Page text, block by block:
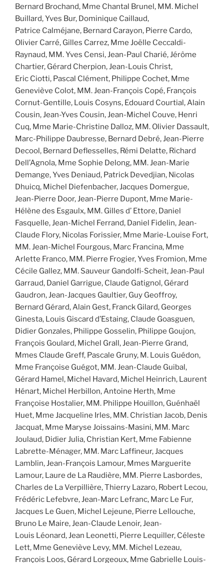
Bernard Brochand, Mme Chantal Brunel, MM. Michel
Buillard, Yves Bur, Dominique Caillaud,
Patrice Calméjane, Bernard Carayon, Pierre Cardo,
Olivier Carré, Gilles Carrez, Mme Joëlle Ceccaldi-
Raynaud, MM. Yves Censi, Jean-Paul Charié, Jérôme
Chartier, Gérard Cherpion, Jean-Louis Christ,
Eric Ciotti, Pascal Clément, Philippe Cochet, Mme
Geneviève Colot, MM. Jean-François Copé, François
Cornut-Gentille, Louis Cosyns, Edouard Courtial, Alain
Cousin, Jean-Yves Cousin, Jean-Michel Couve, Henri
Cuq, Mme Marie-Christine Dalloz, MM. Olivier Dassault,
Marc-Philippe Daubresse, Bernard Debré, Jean-Pierre
Decool, Bernard Deflesselles, Rémi Delatte, Richard
Dell’Agnola, Mme Sophie Delong, MM. Jean-Marie
Demange, Yves Deniaud, Patrick Devedjian, Nicolas
Dhuicq, Michel Diefenbacher, Jacques Domergue,
Jean-Pierre Door, Jean-Pierre Dupont, Mme Marie-
Hélène des Esgaulx, MM. Gilles d’ Ettore, Daniel
Fasquelle, Jean-Michel Ferrand, Daniel Fidelin, Jean-
Claude Flory, Nicolas Forissier, Mme Marie-Louise Fort,
MM. Jean-Michel Fourgous, Marc Francina, Mme
Arlette Franco, MM. Pierre Frogier, Yves Fromion, Mme
Cécile Gallez, MM. Sauveur Gandolfi-Scheit, Jean-Paul
Garraud, Daniel Garrigue, Claude Gatignol, Gérard
Gaudron, Jean-Jacques Gaultier, Guy Geoffroy,
Bernard Gérard, Alain Gest, Franck Gilard, Georges
Ginesta, Louis Giscard d’Estaing, Claude Goasguen,
Didier Gonzales, Philippe Gosselin, Philippe Goujon,
François Goulard, Michel Grall, Jean-Pierre Grand,
Mmes Claude Greff, Pascale Gruny, M. Louis Guédon,
Mme Françoise Guégot, MM. Jean-Claude Guibal,
Gérard Hamel, Michel Havard, Michel Heinrich, Laurent
Hénart, Michel Herbillon, Antoine Herth, Mme
Françoise Hostalier, MM. Philippe Houillon, Guénhaël
Huet, Mme Jacqueline Irles, MM. Christian Jacob, Denis
Jacquat, Mme Maryse Joissains-Masini, MM. Marc
Joulaud, Didier Julia, Christian Kert, Mme Fabienne
Labrette-Ménager, MM. Marc Laffineur, Jacques
Lamblin, Jean-François Lamour, Mmes Marguerite
Lamour, Laure de La Raudière, MM. Pierre Lasbordes,
Charles de La Verpillière, Thierry Lazaro, Robert Lecou,
Frédéric Lefebvre, Jean-Marc Lefranc, Marc Le Fur,
Jacques Le Guen, Michel Lejeune, Pierre Lellouche,
Bruno Le Maire, Jean-Claude Lenoir, Jean-
Louis Léonard, Jean Leonetti, Pierre Lequiller, Céleste
Lett, Mme Geneviève Levy, MM. Michel Lezeau,
François Loos, Gérard Lorgeoux, Mme Gabrielle Louis-